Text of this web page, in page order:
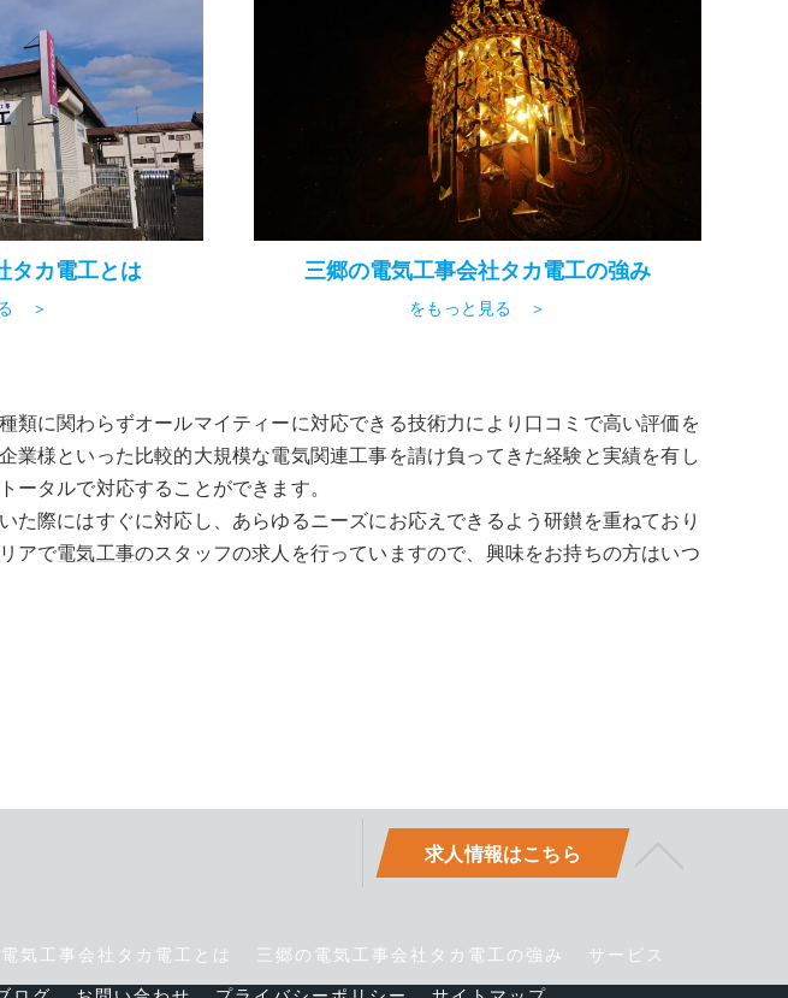
タカ電工とは
＞
三郷の電気工事会社タカ電工の強み
をもっと見る ＞
に関わらずオールマイティーに対応できる技術力により口コミで高い評価を
様といった比較的大規模な電気関連工事を請け負ってきた経験と実績を有し
タルで対応することができます。
際にはすぐに対応し、あらゆるニーズにお応えできるよう研鑚を重ねており
アで電気工事のスタッフの求人を行っていますので、興味をお持ちの方はいつ
求人情報はこちら
電気工事会社タカ電工とは 三郷の電気工事会社タカ電工の強み
サービス